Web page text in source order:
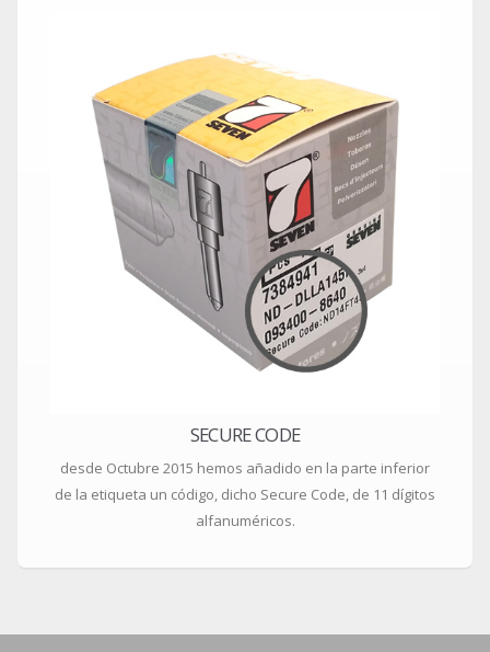
SECURE CODE
desde Octubre 2015 hemos añadido en la parte inferior
de la etiqueta un código, dicho Secure Code, de 11 dígitos
alfanuméricos.